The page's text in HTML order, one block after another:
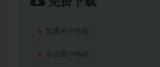
普通用户特权：
会员用户特权：